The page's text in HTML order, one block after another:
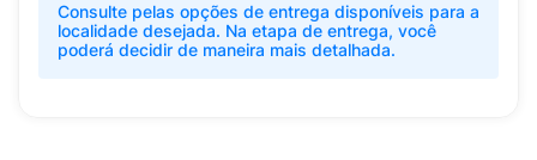
Consulte pelas opções de entrega disponíveis para a
localidade desejada. Na etapa de entrega, você
poderá decidir de maneira mais detalhada.